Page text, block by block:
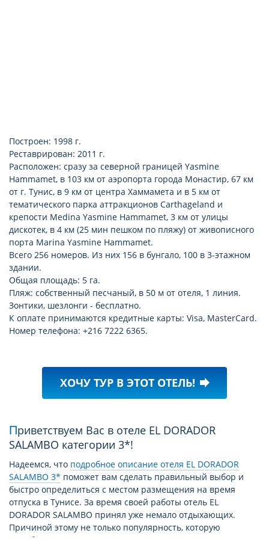
Построен: 1998 г.
Реставрирован: 2011 г.
Расположен: сразу за северной границей Yasmine
Hammamet, в 103 км от аэропорта города Монастир, 67 км
от г. Тунис, в 9 км от центра Хаммамета и в 5 км от
тематического парка аттракционов Carthageland и
крепости Medina Yasmine Hammamet, 3 км от улицы
дискотек, в 4 км (25 мин пешком по пляжу) от живописного
порта Marina Yasmine Hammamet.
Всего 256 номеров. Из них 156 в бунгало, 100 в 3-этажном
здании.
Общая площадь: 5 га.
Пляж: собственный песчаный, в 50 м от отеля, 1 линия.
Зонтики, шезлонги - бесплатно.
К оплате принимаются кредитные карты: Visa, MasterCard.
Номер телефона: +216 7222 6365.
ХОЧУ ТУР В ЭТОТ ОТЕЛЬ! forward
Приветствуем Вас в отеле EL DORADOR
SALAMBO категории 3*!
Надеемся, что подробное описание отеля EL DORADOR
SALAMBO 3* поможет вам сделать правильный выбор и
быстро определиться с местом размещения на время
отпуска в Тунисе. За время своей работы отель EL
DORADOR SALAMBO принял уже немало отдыхающих.
Причиной этому не только популярность, которую